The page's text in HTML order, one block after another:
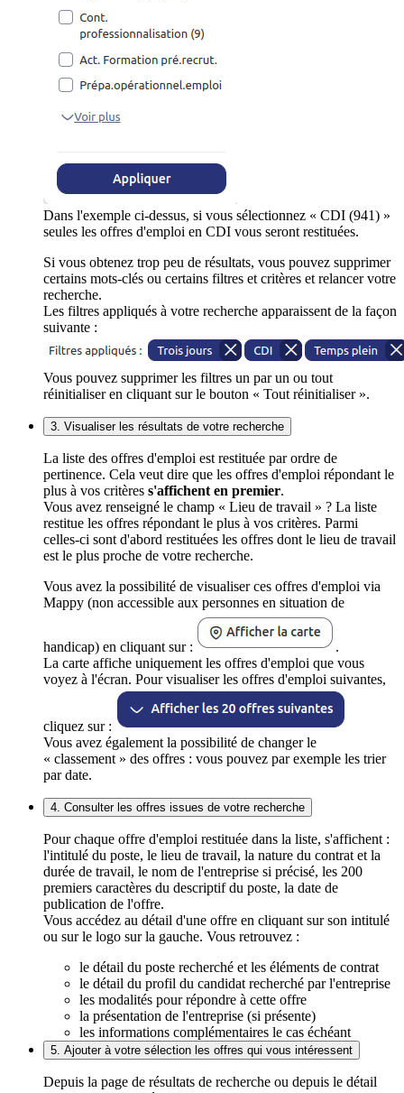
Dans l'exemple ci-dessus, si vous sélectionnez « CDI (941) »
seules les offres d'emploi en CDI vous seront restituées.
Si vous obtenez trop peu de résultats, vous pouvez supprimer
certains mots-clés ou certains filtres et critères et relancer votre
recherche.
Les filtres appliqués à votre recherche apparaissent de la façon
suivante :
Vous pouvez supprimer les filtres un par un ou tout
réinitialiser en cliquant sur le bouton « Tout réinitialiser ».
3. Visualiser les résultats de votre recherche
La liste des offres d'emploi est restituée par ordre de
pertinence. Cela veut dire que les offres d'emploi répondant le
plus à vos critères s'affichent en premier.
Vous avez renseigné le champ « Lieu de travail » ? La liste
restitue les offres répondant le plus à vos critères. Parmi
celles-ci sont d'abord restituées les offres dont le lieu de travail
est le plus proche de votre recherche.
Vous avez la possibilité de visualiser ces offres d'emploi via
Mappy (non accessible aux personnes en situation de
handicap) en cliquant sur :
.
La carte affiche uniquement les offres d'emploi que vous
voyez à l'écran. Pour visualiser les offres d'emploi suivantes,
cliquez sur :
Vous avez également la possibilité de changer le
« classement » des offres : vous pouvez par exemple les trier
par date.
4. Consulter les offres issues de votre recherche
Pour chaque offre d'emploi restituée dans la liste, s'affichent :
l'intitulé du poste, le lieu de travail, la nature du contrat et la
durée de travail, le nom de l'entreprise si précisé, les 200
premiers caractères du descriptif du poste, la date de
publication de l'offre.
Vous accédez au détail d'une offre en cliquant sur son intitulé
ou sur le logo sur la gauche. Vous retrouvez :
le détail du poste recherché et les éléments de contrat
le détail du profil du candidat recherché par l'entreprise
les modalités pour répondre à cette offre
la présentation de l'entreprise (si présente)
les informations complémentaires le cas échéant
5. Ajouter à votre sélection les offres qui vous intéressent
Depuis la page de résultats de recherche ou depuis le détail